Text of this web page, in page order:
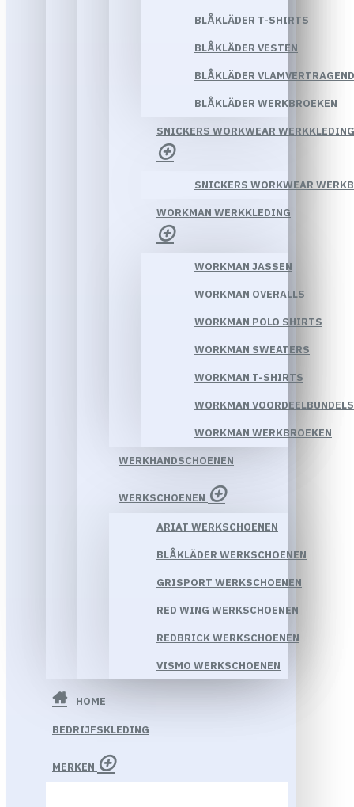
BLÅKLÄDER T-SHIRTS
BLÅKLÄDER VESTEN
BLÅKLÄDER
BLÅKLÄDER WERKBROEKEN
SNICKERS WORKWEAR WERKKLEDING
SNICKERS WORKWEAR
WORKMAN WERKKLEDING
WORKMAN JASSEN
WORKMAN OVERALLS
WORKMAN POLO SHIRTS
WORKMAN SWEATERS
WORKMAN T-SHIRTS
WORKMAN VOORDEELBUNDELS
WORKMAN WERKBROEKEN
WERKHANDSCHOENEN
WERKSCHOENEN
ARIAT WERKSCHOENEN
BLÅKLÄDER WERKSCHOENEN
GRISPORT WERKSCHOENEN
RED WING WERKSCHOENEN
REDBRICK WERKSCHOENEN
VISMO WERKSCHOENEN
HOME
BEDRIJFSKLEDING
MERKEN